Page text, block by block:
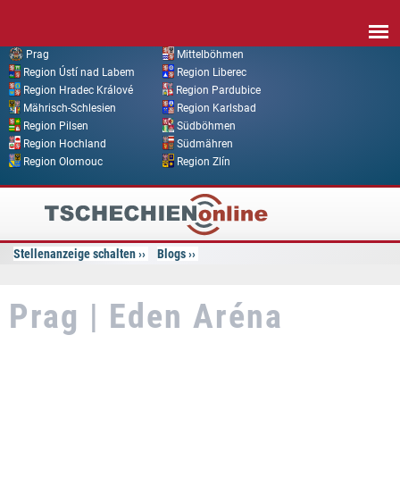
Prag
Mittelböhmen
Region Ústí nad Labem
Region Liberec
Region Hradec Králové
Region Pardubice
Mährisch-Schlesien
Region Karlsbad
Region Pilsen
Südböhmen
Region Hochland
Südmähren
Region Olomouc
Region Zlín
Tschechien
Online
Stellenanzeige schalten Blogs
Prag | Eden Aréna